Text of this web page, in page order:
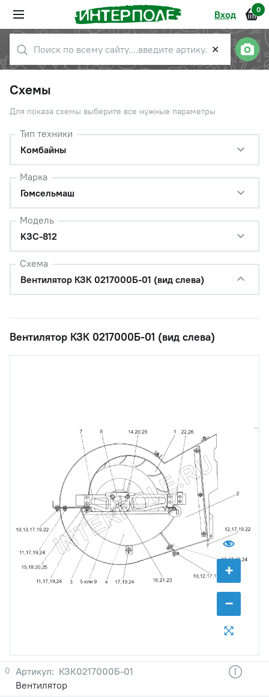
Вход 0
✕
Схемы
Для показа схемы выберите все нужные параметры
Тип техники
Комбайны
Марка
Гомсельмаш
Модель
KЗС-812
Схема
Вентилятор КЗК 0217000Б-01 (вид слева)
Вентилятор КЗК 0217000Б-01 (вид слева)
+
−
0
КЗК0217000Б-01
Вентилятор